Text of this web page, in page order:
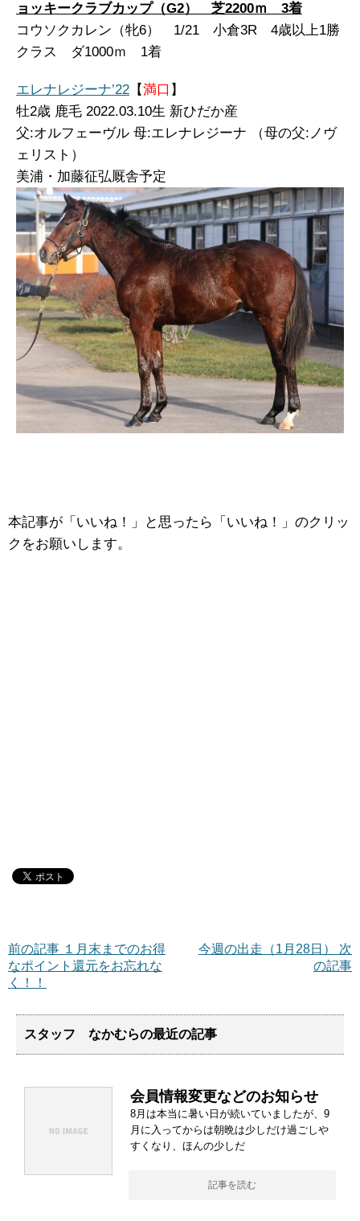
ョッキークラブカップ（G2） 芝2200ｍ 3着
コウソクカレン（牝6） 1/21 小倉3R 4歳以上1勝
クラス ダ1000ｍ 1着
エレナレジーナ’22 【満口 】
牡2歳 鹿毛 2022.03.10生 新ひだか産
父:オルフェーヴル 母:エレナレジーナ （母の父:ノヴ
ェリスト）
美浦・加藤征弘厩舎予定
本記事が「いいね！」と思ったら「いいね！」のクリッ
クをお願いします。
今週の出走（1月28日） 次
の記事
前の記事 １月末までのお得
なポイント還元をお忘れな
く！！
スタッフ なかむらの最近の記事
会員情報変更などのお知らせ
8月は本当に暑い日が続いていましたが、9
月に入ってからは朝晩は少しだけ過ごしや
すくなり、ほんの少しだ
記事を読む